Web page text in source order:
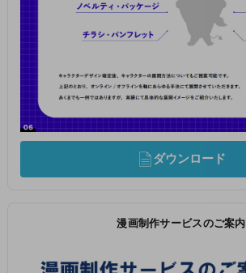
ダウンロード
漫画制作サービスのご案内